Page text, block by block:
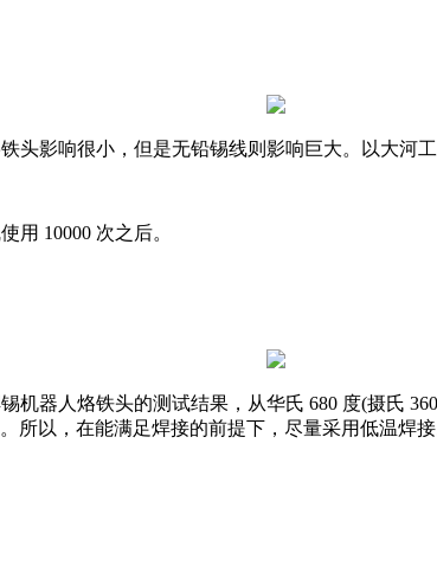
影响很小，但是无铅锡线则影响巨大。以大河
10000 次之后。
器人烙铁头的测试结果，从华氏 680 度(摄氏
以，在能满足焊接的前提下，尽量采用低温焊接